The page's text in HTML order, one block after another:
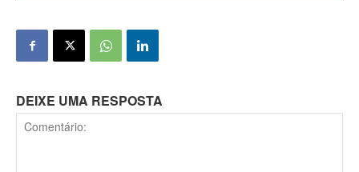
DEIXE UMA RESPOSTA